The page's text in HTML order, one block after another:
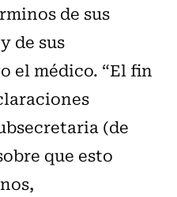
de sus
de sus
el médico. “El fin
(de
que esto